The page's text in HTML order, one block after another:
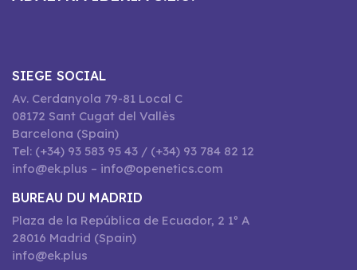
SIEGE SOCIAL
Av. Cerdanyola 79-81 Local C
08172 Sant Cugat del Vallès
Barcelona (Spain)
Tel: (+34) 93 583 95 43 / (+34) 93 784 82 12
info@ek.plus – info@openetics.com
BUREAU DU MADRID
Plaza de la República de Ecuador, 2 1º A
28016 Madrid (Spain)
info@ek.plus